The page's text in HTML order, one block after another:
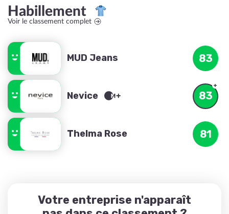
Habillement
Voir le classement complet
MUD Jeans 83
Nevice 83
Thelma Rose 81
Votre entreprise n'apparaît